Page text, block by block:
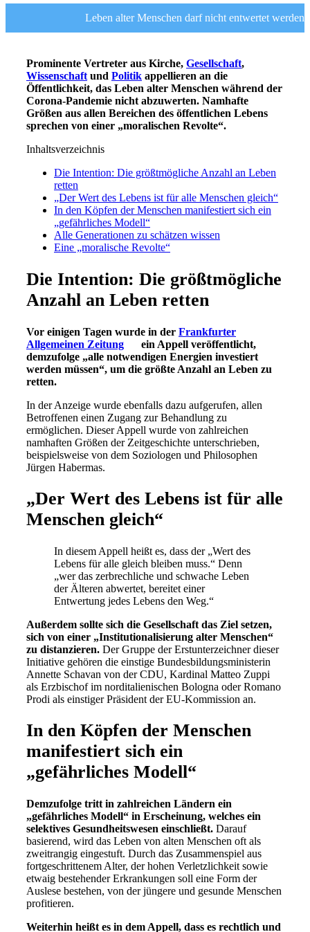
Leben alter Menschen darf nicht entwertet werden
Prominente Vertreter aus Kirche, Gesellschaft,
Wissenschaftund Politik appellieren an die
Öffentlichkeit, das Leben alter Menschen während der
Corona-Pandemie nicht abzuwerten. Namhafte
Größen aus allen Bereichen des öffentlichen Lebens
sprechen von einer „moralischen Revolte“.
Inhaltsverzeichnis
Die Intention: Die größtmögliche Anzahl an Leben
retten
„Der Wert des Lebens ist für alle Menschen gleich“
In den Köpfen der Menschen manifestiert sich ein
„gefährliches Modell“
Alle Generationen zu schätzen wissen
Eine „moralische Revolte“
Die Intention: Die größtmögliche
Anzahl an Leben retten
Vor einigen Tagen wurde in der Frankfurter
Allgemeinen Zeitung
ein Appell veröffentlicht,
demzufolge „alle notwendigen Energien investiert
werden müssen“, um die größte Anzahl an Leben zu
retten.
In der Anzeige wurde ebenfalls dazu aufgerufen, allen
Betroffenen einen Zugang zur Behandlung zu
ermöglichen. Dieser Appell wurde von zahlreichen
namhaften Größen der Zeitgeschichte unterschrieben,
beispielsweise von dem Soziologen und Philosophen
Jürgen Habermas.
„Der Wert des Lebens ist für alle
Menschen gleich“
In diesem Appell heißt es, dass der „Wert des
Lebens für alle gleich bleiben muss.“ Denn
„wer das zerbrechliche und schwache Leben
der Älteren abwertet, bereitet einer
Entwertung jedes Lebens den Weg.“
Außerdem sollte sich die Gesellschaft das Ziel setzen,
sich von einer „Institutionalisierung alter Menschen“
zu distanzieren. Der Gruppe der Erstunterzeichner dieser
Initiative gehören die einstige Bundesbildungsministerin
Annette Schavan von der CDU, Kardinal Matteo Zuppi
als Erzbischof im norditalienischen Bologna oder Romano
Prodi als einstiger Präsident der EU-Kommission an.
In den Köpfen der Menschen
manifestiert sich ein
„gefährliches Modell“
Demzufolge tritt in zahlreichen Ländern ein
„gefährliches Modell“ in Erscheinung, welches ein
selektives Gesundheitswesen einschließt. Darauf
basierend, wird das Leben von alten Menschen oft als
zweitrangig eingestuft. Durch das Zusammenspiel aus
fortgeschrittenem Alter, der hohen Verletzlichkeit sowie
etwaig bestehender Erkrankungen soll eine Form der
Auslese bestehen, von der jüngere und gesunde Menschen
profitieren.
Weiterhin heißt es in dem Appell, dass es rechtlich und